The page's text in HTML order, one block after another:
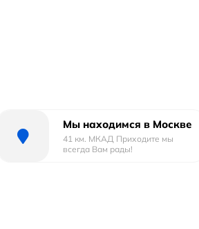
Мы находимся в Москве
41 км. МКАД Приходите мы
всегда Вам рады!